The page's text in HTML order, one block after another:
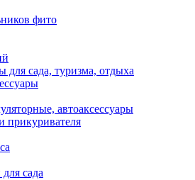
фито
для сада, туризма, отдыха
автоаксессуары
прикуривателя
сада